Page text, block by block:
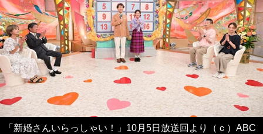
「新婚さんいらっしゃい！」10月5日放送回より（ｃ）ABC